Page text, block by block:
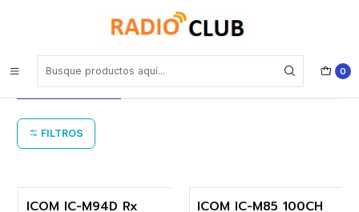
0
MOB Hombre al Agua (Man Over Board en inglés)
MOB Hombre al Agua (Man Over
Board en inglés)
FILTROS
ICOM IC-M94D Rx ICOM IC-M85 100CH